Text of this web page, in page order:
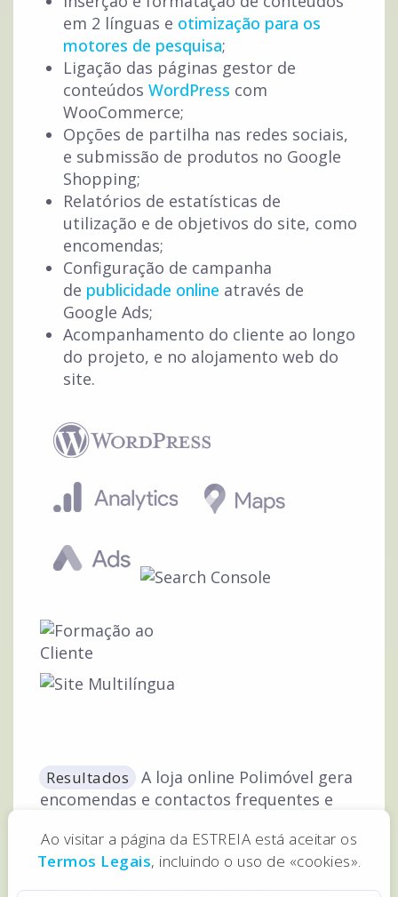
em 2 línguas e otimização para os
motores de pesquisa;
Ligação das páginas gestor de
conteúdos WordPress com
WooCommerce;
Opções de partilha nas redes sociais,
e submissão de produtos no Google
Shopping;
Relatórios de estatísticas de
utilização e de objetivos do site, como
encomendas;
Configuração de campanha
de publicidade online através de
Google Ads;
Acompanhamento do cliente ao longo
do projeto, e no alojamento web do
site.
Resultados
A loja online Polimóvel gera
encomendas e contactos frequentes e
de pesquisa em pesquisas relacionadas
com a sua atividade, como pesquisa por
“sofás lisboa” ou “loja de móveis lisboa“.
Ao visitar a página da ESTREIA está aceitar os
Termos Legais, incluindo o uso de «cookies».